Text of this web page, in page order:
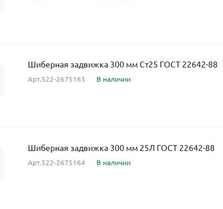
Шиберная задвижка 300 мм Ст25 ГОСТ 22642-88
Арт.522-2675163 В наличии
Шиберная задвижка 300 мм 25Л ГОСТ 22642-88
Арт.522-2675164 В наличии